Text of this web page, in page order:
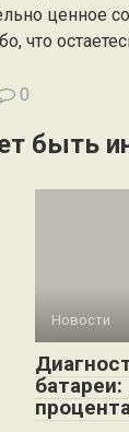
ценное
что
0
быть
Новости